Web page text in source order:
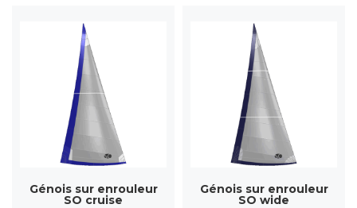
Génois sur enrouleur
SO cruise
Génois sur enrouleur
SO wide